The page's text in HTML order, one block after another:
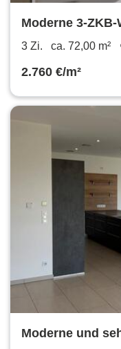
Moderne 3-
ruhige, zentrale
3 Zi. ca. 72,00 m²
2.760 €/m²
Moderne und